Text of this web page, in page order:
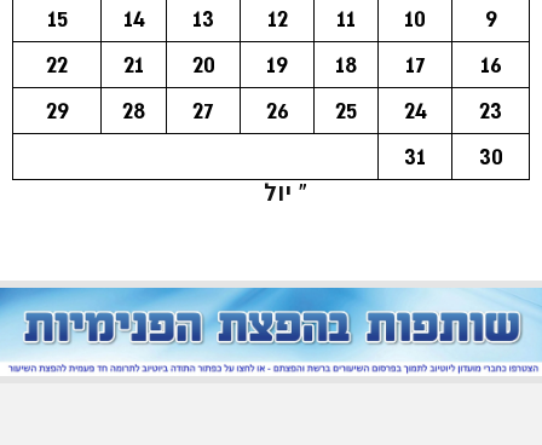
9
10
11
12
13
14
15
16
17
18
19
20
21
22
23
24
25
26
27
28
29
30
31
« יול